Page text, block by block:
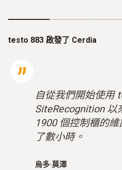
testo 883 啟發了 Cerdia
自從我們開始使用
SiteRecognition 以
1900 個控制櫃的
了數小時。
烏多·莫澤